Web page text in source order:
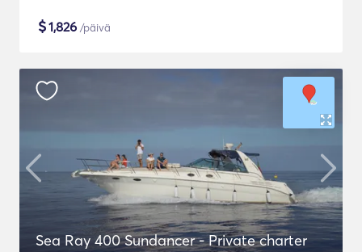
$1,826 /päivä
Sea Ray 400 Sundancer - Private charter